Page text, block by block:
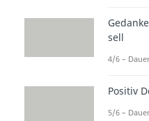
ob
sell
4/6 –
Positiv
5/6 –